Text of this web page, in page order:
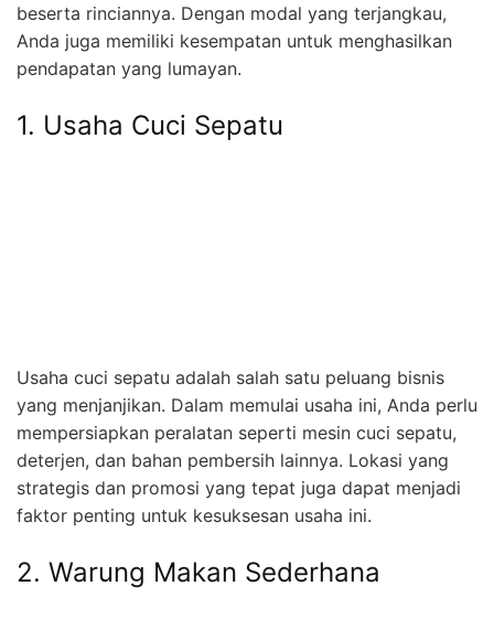
beserta rinciannya. Dengan modal yang terjangkau,
Anda juga memiliki kesempatan untuk menghasilkan
pendapatan yang lumayan.
1. Usaha Cuci Sepatu
Usaha cuci sepatu adalah salah satu peluang bisnis
yang menjanjikan. Dalam memulai usaha ini, Anda perlu
mempersiapkan peralatan seperti mesin cuci sepatu,
deterjen, dan bahan pembersih lainnya. Lokasi yang
strategis dan promosi yang tepat juga dapat menjadi
faktor penting untuk kesuksesan usaha ini.
2. Warung Makan Sederhana